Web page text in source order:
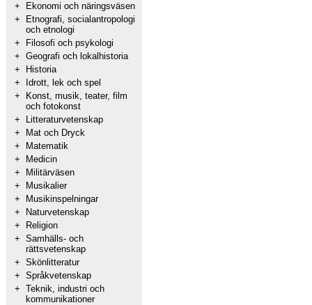
+
Ekonomi och näringsväsen
+
Etnografi, socialantropologi
och etnologi
+
Filosofi och psykologi
+ Geografi och lokalhistoria
+
Historia
+
Idrott, lek och spel
+
Konst, musik, teater, film
och fotokonst
+
Litteraturvetenskap
+
Mat och Dryck
+
Matematik
+
Medicin
+
Militärväsen
+
Musikalier
+
Musikinspelningar
+
Naturvetenskap
+
Religion
+ Samhälls- och
rättsvetenskap
+ Skönlitteratur
+ Språkvetenskap
+ Teknik, industri och
kommunikationer